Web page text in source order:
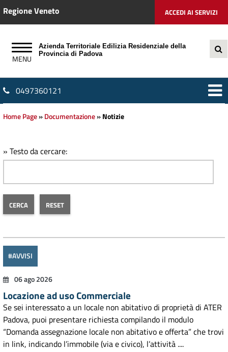
Regione Veneto ACCEDI AI SERVIZI
Azienda Territoriale Edilizia Residenziale della
Provincia di Padova
0497360121
Home Page»Documentazione»Notizie
» Testo da cercare:
#AVVISI
06 ago 2026
Locazione ad uso Commerciale
Se sei interessato a un locale non abitativo di proprietà di ATER
Padova, puoi presentare richiesta compilando il modulo
“Domanda assegnazione locale non abitativo e offerta” che trovi
in link, indicando l’immobile (via e civico), l’attività ....